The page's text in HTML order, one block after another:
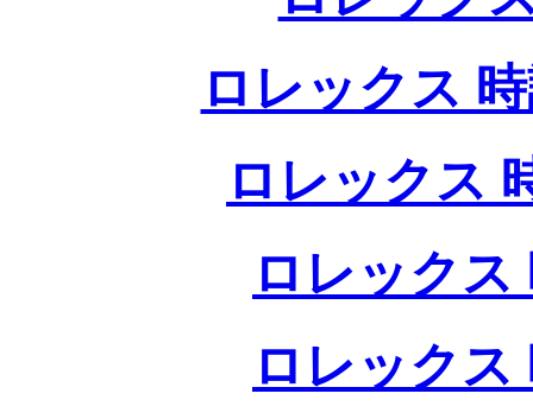
ロレックス
ロレックス
ロレックス
ロレックス